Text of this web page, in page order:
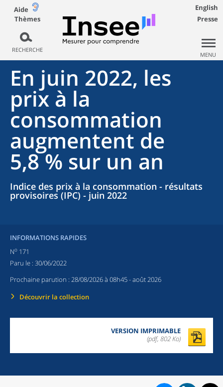
Aide
Thèmes
RECHERCHE
English
Presse
MENU
En juin 2022, les
prix à la
consommation
augmentent de
5,8 % sur un an
Indice des prix à la consommation - résultats
provisoires (IPC) - juin 2022
INFORMATIONS RAPIDES
No 171
Paru le : 30/06/2022
Prochaine parution : 28/08/2026 à 08h45- août 2026
Découvrir la collection
VERSION IMPRIMABLE
(pdf, 802 Ko)